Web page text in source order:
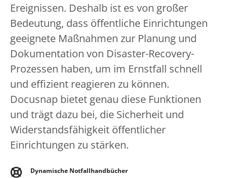
Ereignissen. Deshalb ist es von großer
Bedeutung, dass öffentliche Einrichtungen
geeignete Maßnahmen zur Planung und
Dokumentation von Disaster-Recovery-
Prozessen haben, um im Ernstfall schnell
und effizient reagieren zu können.
Docusnap bietet genau diese Funktionen
und trägt dazu bei, die Sicherheit und
Widerstandsfähigkeit öffentlicher
Einrichtungen zu stärken.
Dynamische Notfallhandbücher